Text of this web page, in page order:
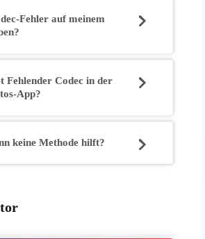
Fehler auf meinem
Fehlender Codec in der
App?
keine Methode hilft?